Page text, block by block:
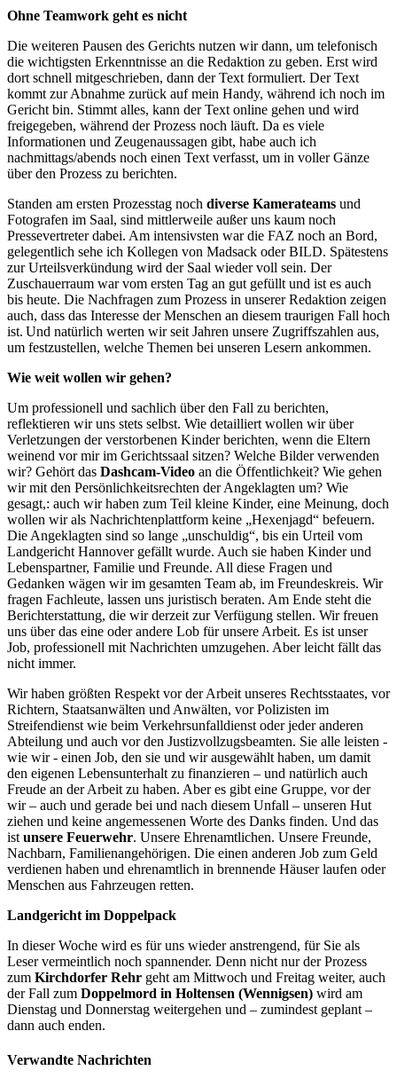
Ohne Teamwork geht es nicht
Die weiteren Pausen des Gerichts nutzen wir dann, um telefonisch
die wichtigsten Erkenntnisse an die Redaktion zu geben. Erst wird
dort schnell mitgeschrieben, dann der Text formuliert. Der Text
kommt zur Abnahme zurück auf mein Handy, während ich noch im
Gericht bin. Stimmt alles, kann der Text online gehen und wird
freigegeben, während der Prozess noch läuft. Da es viele
Informationen und Zeugenaussagen gibt, habe auch ich
nachmittags/abends noch einen Text verfasst, um in voller Gänze
über den Prozess zu berichten.
Standen am ersten Prozesstag noch diverse Kamerateams und
Fotografen im Saal, sind mittlerweile außer uns kaum noch
Pressevertreter dabei. Am intensivsten war die FAZ noch an Bord,
gelegentlich sehe ich Kollegen von Madsack oder BILD. Spätestens
zur Urteilsverkündung wird der Saal wieder voll sein. Der
Zuschauerraum war vom ersten Tag an gut gefüllt und ist es auch
bis heute. Die Nachfragen zum Prozess in unserer Redaktion zeigen
auch, dass das Interesse der Menschen an diesem traurigen Fall hoch
ist. Und natürlich werten wir seit Jahren unsere Zugriffszahlen aus,
um festzustellen, welche Themen bei unseren Lesern ankommen.
Wie weit wollen wir gehen?
Um professionell und sachlich über den Fall zu berichten,
reflektieren wir uns stets selbst. Wie detailliert wollen wir über
Verletzungen der verstorbenen Kinder berichten, wenn die Eltern
weinend vor mir im Gerichtssaal sitzen? Welche Bilder verwenden
wir? Gehört das Dashcam-Video an die Öffentlichkeit? Wie gehen
wir mit den Persönlichkeitsrechten der Angeklagten um? Wie
gesagt,: auch wir haben zum Teil kleine Kinder, eine Meinung, doch
wollen wir als Nachrichtenplattform keine „Hexenjagd“ befeuern.
Die Angeklagten sind so lange „unschuldig“, bis ein Urteil vom
Landgericht Hannover gefällt wurde. Auch sie haben Kinder und
Lebenspartner, Familie und Freunde. All diese Fragen und
Gedanken wägen wir im gesamten Team ab, im Freundeskreis. Wir
fragen Fachleute, lassen uns juristisch beraten. Am Ende steht die
Berichterstattung, die wir derzeit zur Verfügung stellen. Wir freuen
uns über das eine oder andere Lob für unsere Arbeit. Es ist unser
Job, professionell mit Nachrichten umzugehen. Aber leicht fällt das
nicht immer.
Wir haben größten Respekt vor der Arbeit unseres Rechtsstaates, vor
Richtern, Staatsanwälten und Anwälten, vor Polizisten im
Streifendienst wie beim Verkehrsunfalldienst oder jeder anderen
Abteilung und auch vor den Justizvollzugsbeamten. Sie alle leisten -
wie wir - einen Job, den sie und wir ausgewählt haben, um damit
den eigenen Lebensunterhalt zu finanzieren – und natürlich auch
Freude an der Arbeit zu haben. Aber es gibt eine Gruppe, vor der
wir – auch und gerade bei und nach diesem Unfall – unseren Hut
ziehen und keine angemessenen Worte des Danks finden. Und das
ist unsere Feuerwehr. Unsere Ehrenamtlichen. Unsere Freunde,
Nachbarn, Familienangehörigen. Die einen anderen Job zum Geld
verdienen haben und ehrenamtlich in brennende Häuser laufen oder
Menschen aus Fahrzeugen retten.
Landgericht im Doppelpack
In dieser Woche wird es für uns wieder anstrengend, für Sie als
Leser vermeintlich noch spannender. Denn nicht nur der Prozess
zum Kirchdorfer Rehr geht am Mittwoch und Freitag weiter, auch
der Fall zum Doppelmord in Holtensen (Wennigsen) wird am
Dienstag und Donnerstag weitergehen und – zumindest geplant –
dann auch enden.
Verwandte Nachrichten